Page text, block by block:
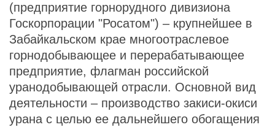
(предприятие горнорудного дивизиона
Госкорпорации "Росатом") – крупнейшее в
Забайкальском крае многоотраслевое
горнодобывающее и перерабатывающее
предприятие, флагман российской
уранодобывающей отрасли. Основной вид
деятельности – производство закиси-окиси
урана с целью ее дальнейшего обогащения